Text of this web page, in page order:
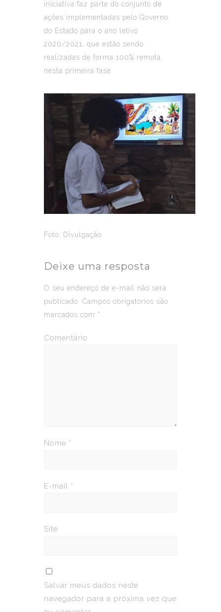
iniciativa faz parte do conjunto de
ações implementadas pelo Governo
do Estado para o ano letivo
2020/2021, que estão sendo
realizadas de forma 100% remota,
nesta primeira fase.
Foto: Divulgação
Deixe uma resposta
O seu endereço de e-mail não será
publicado.
Campos obrigatórios são
marcados com *
Comentário
Nome *
E-mail *
Site
Salvar meus dados neste
navegador para a próxima vez que